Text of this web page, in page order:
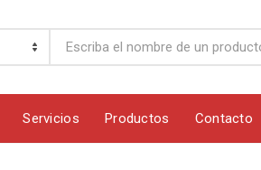
Servicios Productos Contacto